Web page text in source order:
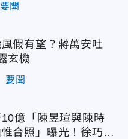
要聞
假有望？蔣萬安吐
玄機
要聞
億「陳昱瑄與陳時
合照」曝光！徐巧芯